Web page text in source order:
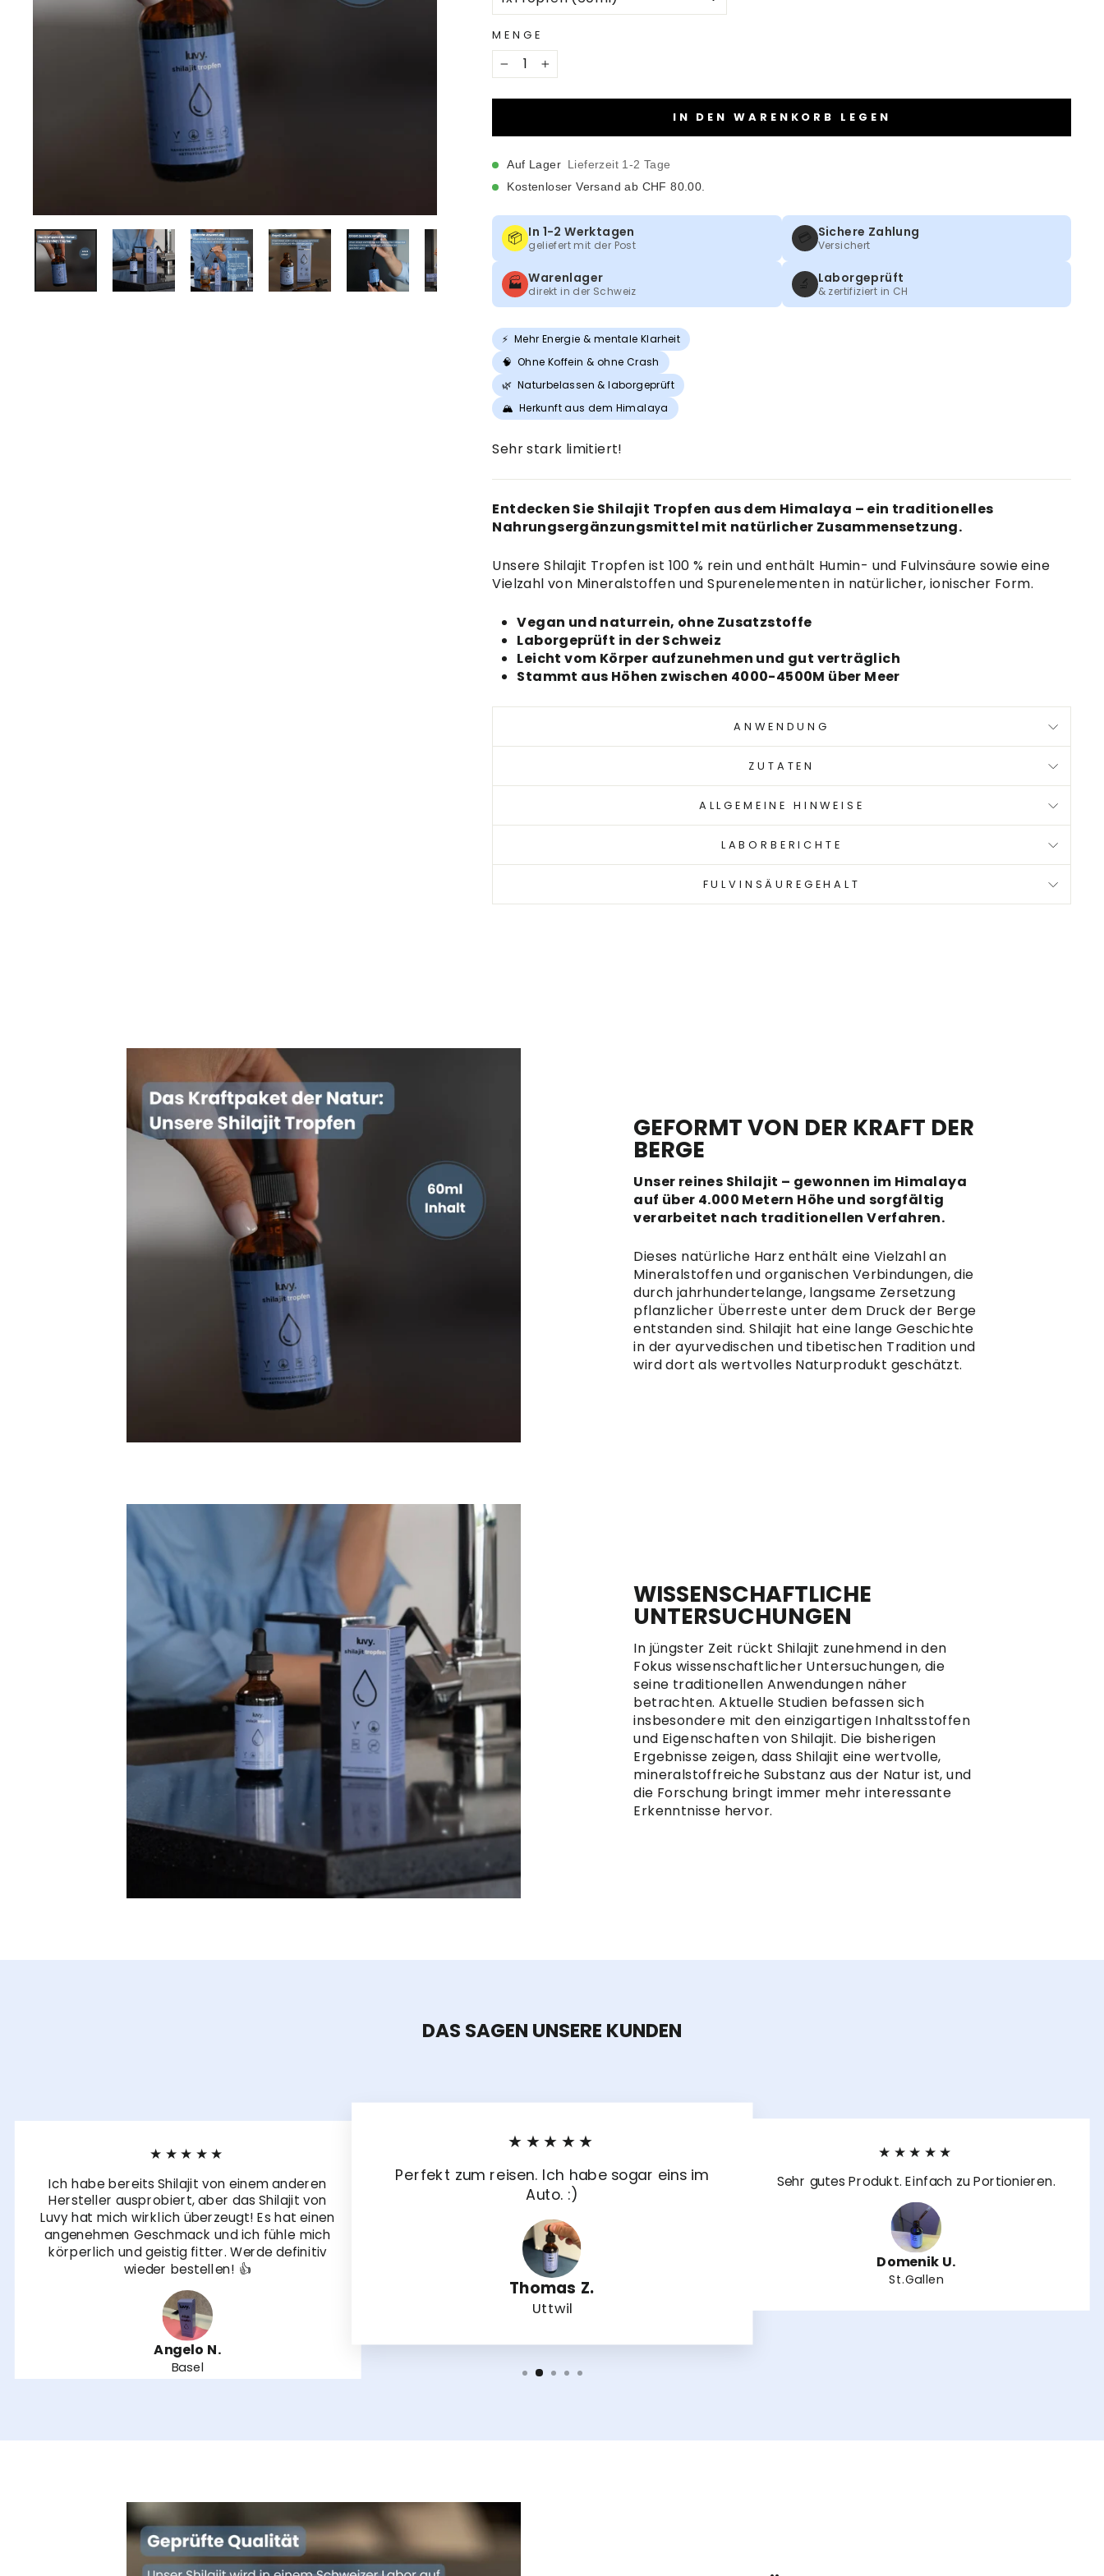
MENGE
− +
IN DEN WARENKORB LEGEN
Auf Lager Lieferzeit 1-2 Tage
Kostenloser Versand ab CHF 80.00.
📦 In 1-2 Werktagen
geliefert mit der Post 💳 Sichere Zahlung
Versichert
🏭 Warenlager
direkt in der Schweiz
Laborgeprüft
& zertifiziert in CH
⚡ Mehr Energie & mentale Klarheit
🧠 Ohne Koffein & ohne Crash
🌿 Naturbelassen & laborgeprüft
🏔️ Herkunft aus dem Himalaya
Sehr stark limitiert!
Entdecken Sie Shilajit Tropfen aus dem Himalaya – ein traditionelles
Nahrungsergänzungsmittel mit natürlicher Zusammensetzung.
Unsere Shilajit Tropfen ist 100 % rein und enthält Humin- und Fulvinsäure sowie eine
Vielzahl von Mineralstoffen und Spurenelementen in natürlicher, ionischer Form.
Vegan und naturrein, ohne Zusatzstoffe
Laborgeprüft in der Schweiz
Leicht vom Körper aufzunehmen und gut verträglich
Stammt aus Höhen zwischen 4000-4500M über Meer
ANWENDUNG
ZUTATEN
ALLGEMEINE HINWEISE
LABORBERICHTE
FULVINSÄUREGEHALT
GEFORMT VON DER KRAFT DER
BERGE
Unser reines Shilajit – gewonnen im Himalaya
auf über 4.000 Metern Höhe und sorgfältig
verarbeitet nach traditionellen Verfahren.
Dieses natürliche Harz enthält eine Vielzahl an
Mineralstoffen und organischen Verbindungen, die
durch jahrhundertelange, langsame Zersetzung
pflanzlicher Überreste unter dem Druck der Berge
entstanden sind. Shilajit hat eine lange Geschichte
in der ayurvedischen und tibetischen Tradition und
wird dort als wertvolles Naturprodukt geschätzt.
WISSENSCHAFTLICHE
UNTERSUCHUNGEN
In jüngster Zeit rückt Shilajit zunehmend in den
Fokus wissenschaftlicher Untersuchungen, die
seine traditionellen Anwendungen näher
betrachten. Aktuelle Studien befassen sich
insbesondere mit den einzigartigen Inhaltsstoffen
und Eigenschaften von Shilajit. Die bisherigen
Ergebnisse zeigen, dass Shilajit eine wertvolle,
mineralstoffreiche Substanz aus der Natur ist, und
die Forschung bringt immer mehr interessante
Erkenntnisse hervor.
DAS SAGEN UNSERE KUNDEN
★★★★★
Ich habe bereits Shilajit von einem anderen
Hersteller ausprobiert, aber das Shilajit von
Luvy hat mich wirklich überzeugt! Es hat einen
angenehmen Geschmack und ich fühle mich
körperlich und geistig fitter. Werde definitiv
wieder bestellen! 👍
Angelo N.
Basel
★★★★★
Perfekt zum reisen. Ich habe sogar eins im
Auto. :)
Thomas Z.
Uttwil
★★★★★
Sehr gutes Produkt. Einfach zu Portionieren.
Domenik U.
St.Gallen